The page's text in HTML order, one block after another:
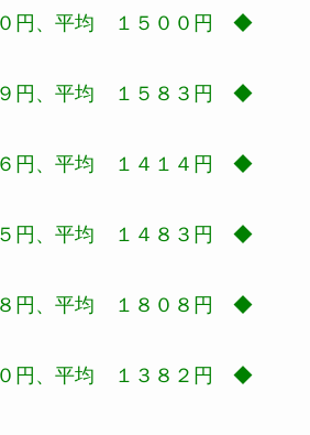
円、平均 １５００円 ◆
円、平均 １５８３円 ◆
円、平均 １４１４円 ◆
円、平均 １４８３円 ◆
円、平均 １８０８円 ◆
円、平均 １３８２円 ◆